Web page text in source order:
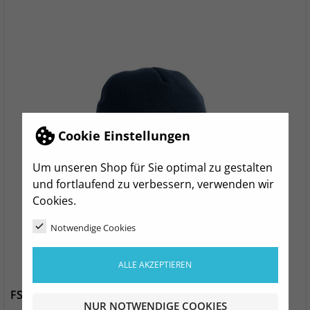
Cookie Einstellungen
Um unseren Shop für Sie optimal zu gestalten
und fortlaufend zu verbessern, verwenden wir
Cookies.
Notwendige Cookies
ALLE AKZEPTIEREN
NUR NOTWENDIGE COOKIES
FSV Dippoldiswalde Strickmütze navy